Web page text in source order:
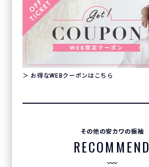
＞ お得なWEBクーポンはこちら
その他の安カワの振袖
RECOMMEND